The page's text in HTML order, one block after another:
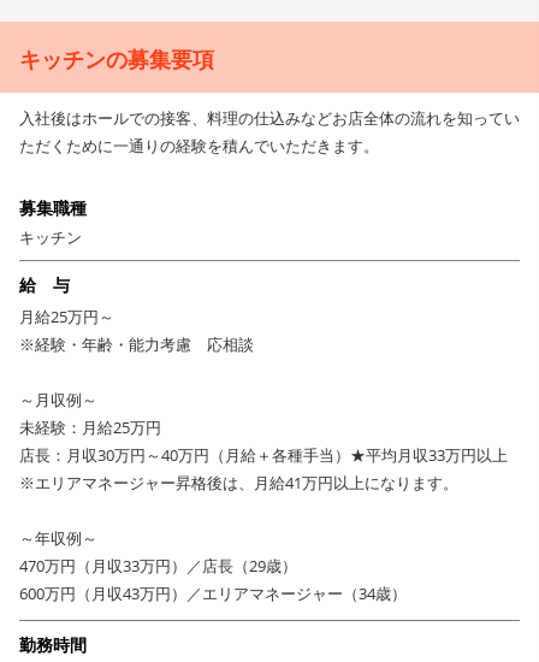
オペレーションの構築、企画販促、数値管理、店舗立ち上げなど多岐にわ
たる業務で活躍できるチャンスがありますので、まずは自らの得意分野を
店長、SV、営業課長などキャリアアップできる環境も整っていますよ！。
五苑マルシングループでは、全従業員を対象にした「セブンスター」制度
上の★を獲得するとサービスのスペシャリストとして認定されます。
その他、包丁の研ぎ方や肉の切り方など詳しい指導を受けることができる
「ミートアカデミー」、飲食店の運営方法など専門的に学ぶことができる
キッチンの募集要項
入社後はホールでの接客、料理の仕込みなどお店全体の流れを知ってい
ただくために一通りの経験を積んでいただきます。
募集職種
キッチン
給 与
月給25万円～
※経験・年齢・能力考慮 応相談
～月収例～
未経験：月給25万円
店長：月収30万円～40万円（月給＋各種手当）★平均月収33万円以上
※エリアマネージャー昇格後は、月給41万円以上になります。
～年収例～
470万円（月収33万円）／店長（29歳）
600万円（月収43万円）／エリアマネージャー（34歳）
勤務時間